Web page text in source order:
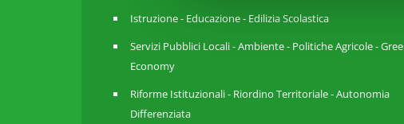
Istruzione - Educazione - Edilizia Scolastica
Servizi Pubblici Locali - Ambiente - Politiche Agricole -
Economy
Riforme Istituzionali - Riordino Territoriale - Autonomia
Differenziata